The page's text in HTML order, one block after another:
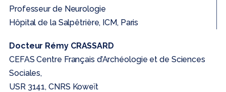
Professeur de Neurologie
Hôpital de la Salpêtrière, ICM, Paris
Docteur Rémy CRASSARD
CEFAS Centre Français d’Archéologie et de Sciences
Sociales,
USR 3141, CNRS Koweït